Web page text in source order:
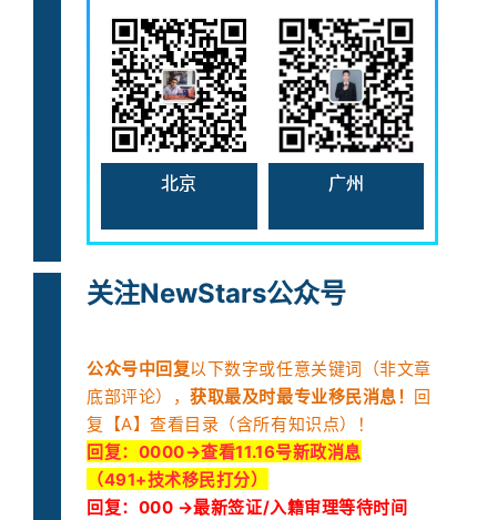
北京 广州
关注NewStars公众号
公众号中回复以下数字或任意关键词（非文章
底部评论），获取最及时最专业移民消息！ 回
复【A】查看目录（含所有知识点）！
回复： 0000→查看11.16号新政消息
（491+技术移民打分）
回复：000 →最新签证/入籍审理等待时间